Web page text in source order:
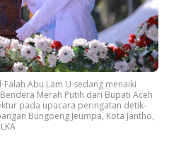
Falah Abu Lam U sedang menaiki
Merah Putih dari Bupati Aceh
pada upacara peringatan detik-
Bungoeng Jeumpa, Kota Jantho,